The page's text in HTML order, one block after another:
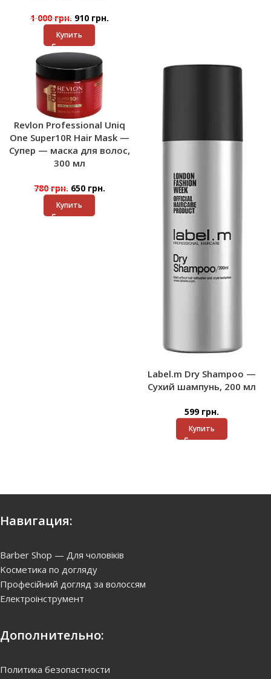
1 000грн. 910 грн.
Купить
Revlon Professional Uniq
One Super10R Hair Mask —
Супер — маска для волос,
300 мл
780грн. 650 грн.
Купить
Label.m Dry Shampoo —
Сухий шампунь, 200 мл
599 грн.
Купить
Навигация:
Barber Shop — Для чоловіків
Kосметика по догляду
Професійний догляд за волоссям
Електроінструмент
Дополнительно:
Политика безопастности